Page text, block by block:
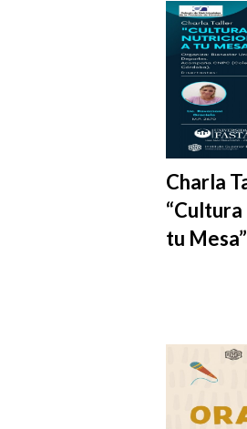
Charla
tu Mesa”